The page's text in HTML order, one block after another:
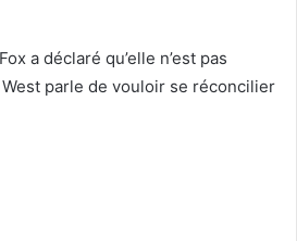
a déclaré qu’elle n’est pas
parle de vouloir se réconcilier